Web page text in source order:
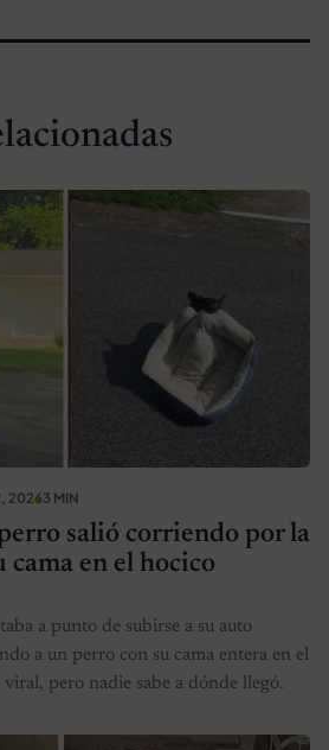
20263 MIN
salió corriendo por la
cama en el hocico
a punto de subirse a su auto
a un perro con su cama entera en el
pero nadie sabe a dónde llegó.